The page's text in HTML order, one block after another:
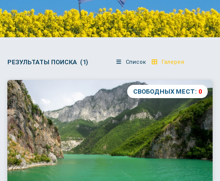
РЕЗУЛЬТАТЫ ПОИСКА (1) Список Галерея
СВОБОДНЫХ МЕСТ: 0